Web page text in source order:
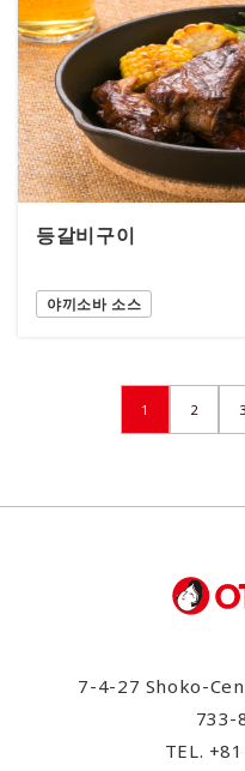
등갈비구이
야끼소바 소스
1 2 3
7-4-27 Shoko-
733-
TEL.